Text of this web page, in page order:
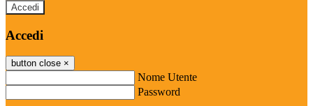
Accedi
Accedi
button close ×
Nome Utente
Password